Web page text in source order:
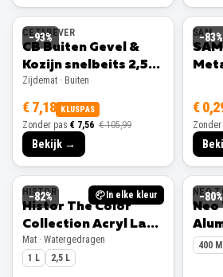
−93%
CETABEVER
CB Buiten Gevel &
Kozijn snelbeits 2,5L
Ral 9001 Zijdemat
Zijdemat · Buiten
€ 7,18 KLUSPAS
Zonder pas € 7,56 € 105,99
Bekijk →
−83%
SAM
€
Zonder
−82% In elke kleur
HISTOR
Histor The Color
Collection Acryl Lak
Mat
Mat · Watergedragen
1 L
2,5 L
−80%
NEO
Neo
400